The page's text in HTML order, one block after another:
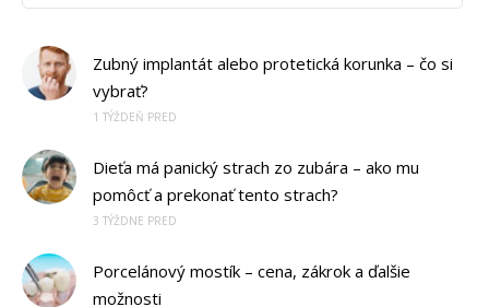
Zubný implantát alebo protetická korunka – čo si
vybrať?
1 TÝŽDEŇ PRED
Dieťa má panický strach zo zubára – ako mu
pomôcť a prekonať tento strach?
3 TÝŽDNE PRED
Porcelánový mostík – cena, zákrok a ďalšie
možnosti